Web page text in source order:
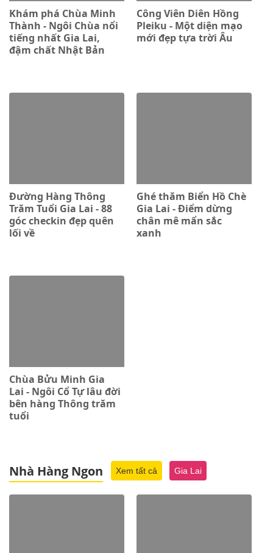
Khám phá Chùa Minh
Thành - Ngôi Chùa nổi
tiếng nhất Gia Lai,
đậm chất Nhật Bản
Công Viên Diên Hồng
Pleiku - Một diện mạo
mới đẹp tựa trời Âu
Đường Hàng Thông
Trăm Tuổi Gia Lai - 88
góc checkin đẹp quên
lối về
Ghé thăm Biển Hồ Chè
Gia Lai - Điểm dừng
chân mê mẩn sắc
xanh
Chùa Bửu Minh Gia
Lai - Ngôi Cổ Tự lâu đời
bên hàng Thông trăm
tuổi
Nhà Hàng Ngon Xem tất cả Gia Lai